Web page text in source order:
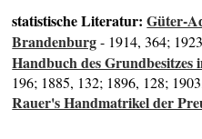
statistische Literatur:Güter-
Brandenburg- 1914, 364;
Handbuch des Grundbesitzes
196; 1885, 132; 1896, 128;
Rauer's Handmatrikel der